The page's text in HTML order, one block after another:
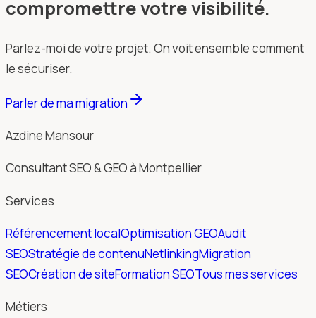
compromettre votre visibilité.
Parlez-moi de votre projet. On voit ensemble comment
le sécuriser.
Parler de ma migration
Azdine Mansour
Consultant SEO & GEO à Montpellier
Services
Référencement localOptimisation GEOAudit
SEOStratégie de contenuNetlinkingMigration
SEOCréation de siteFormation SEOTous mes services
Métiers